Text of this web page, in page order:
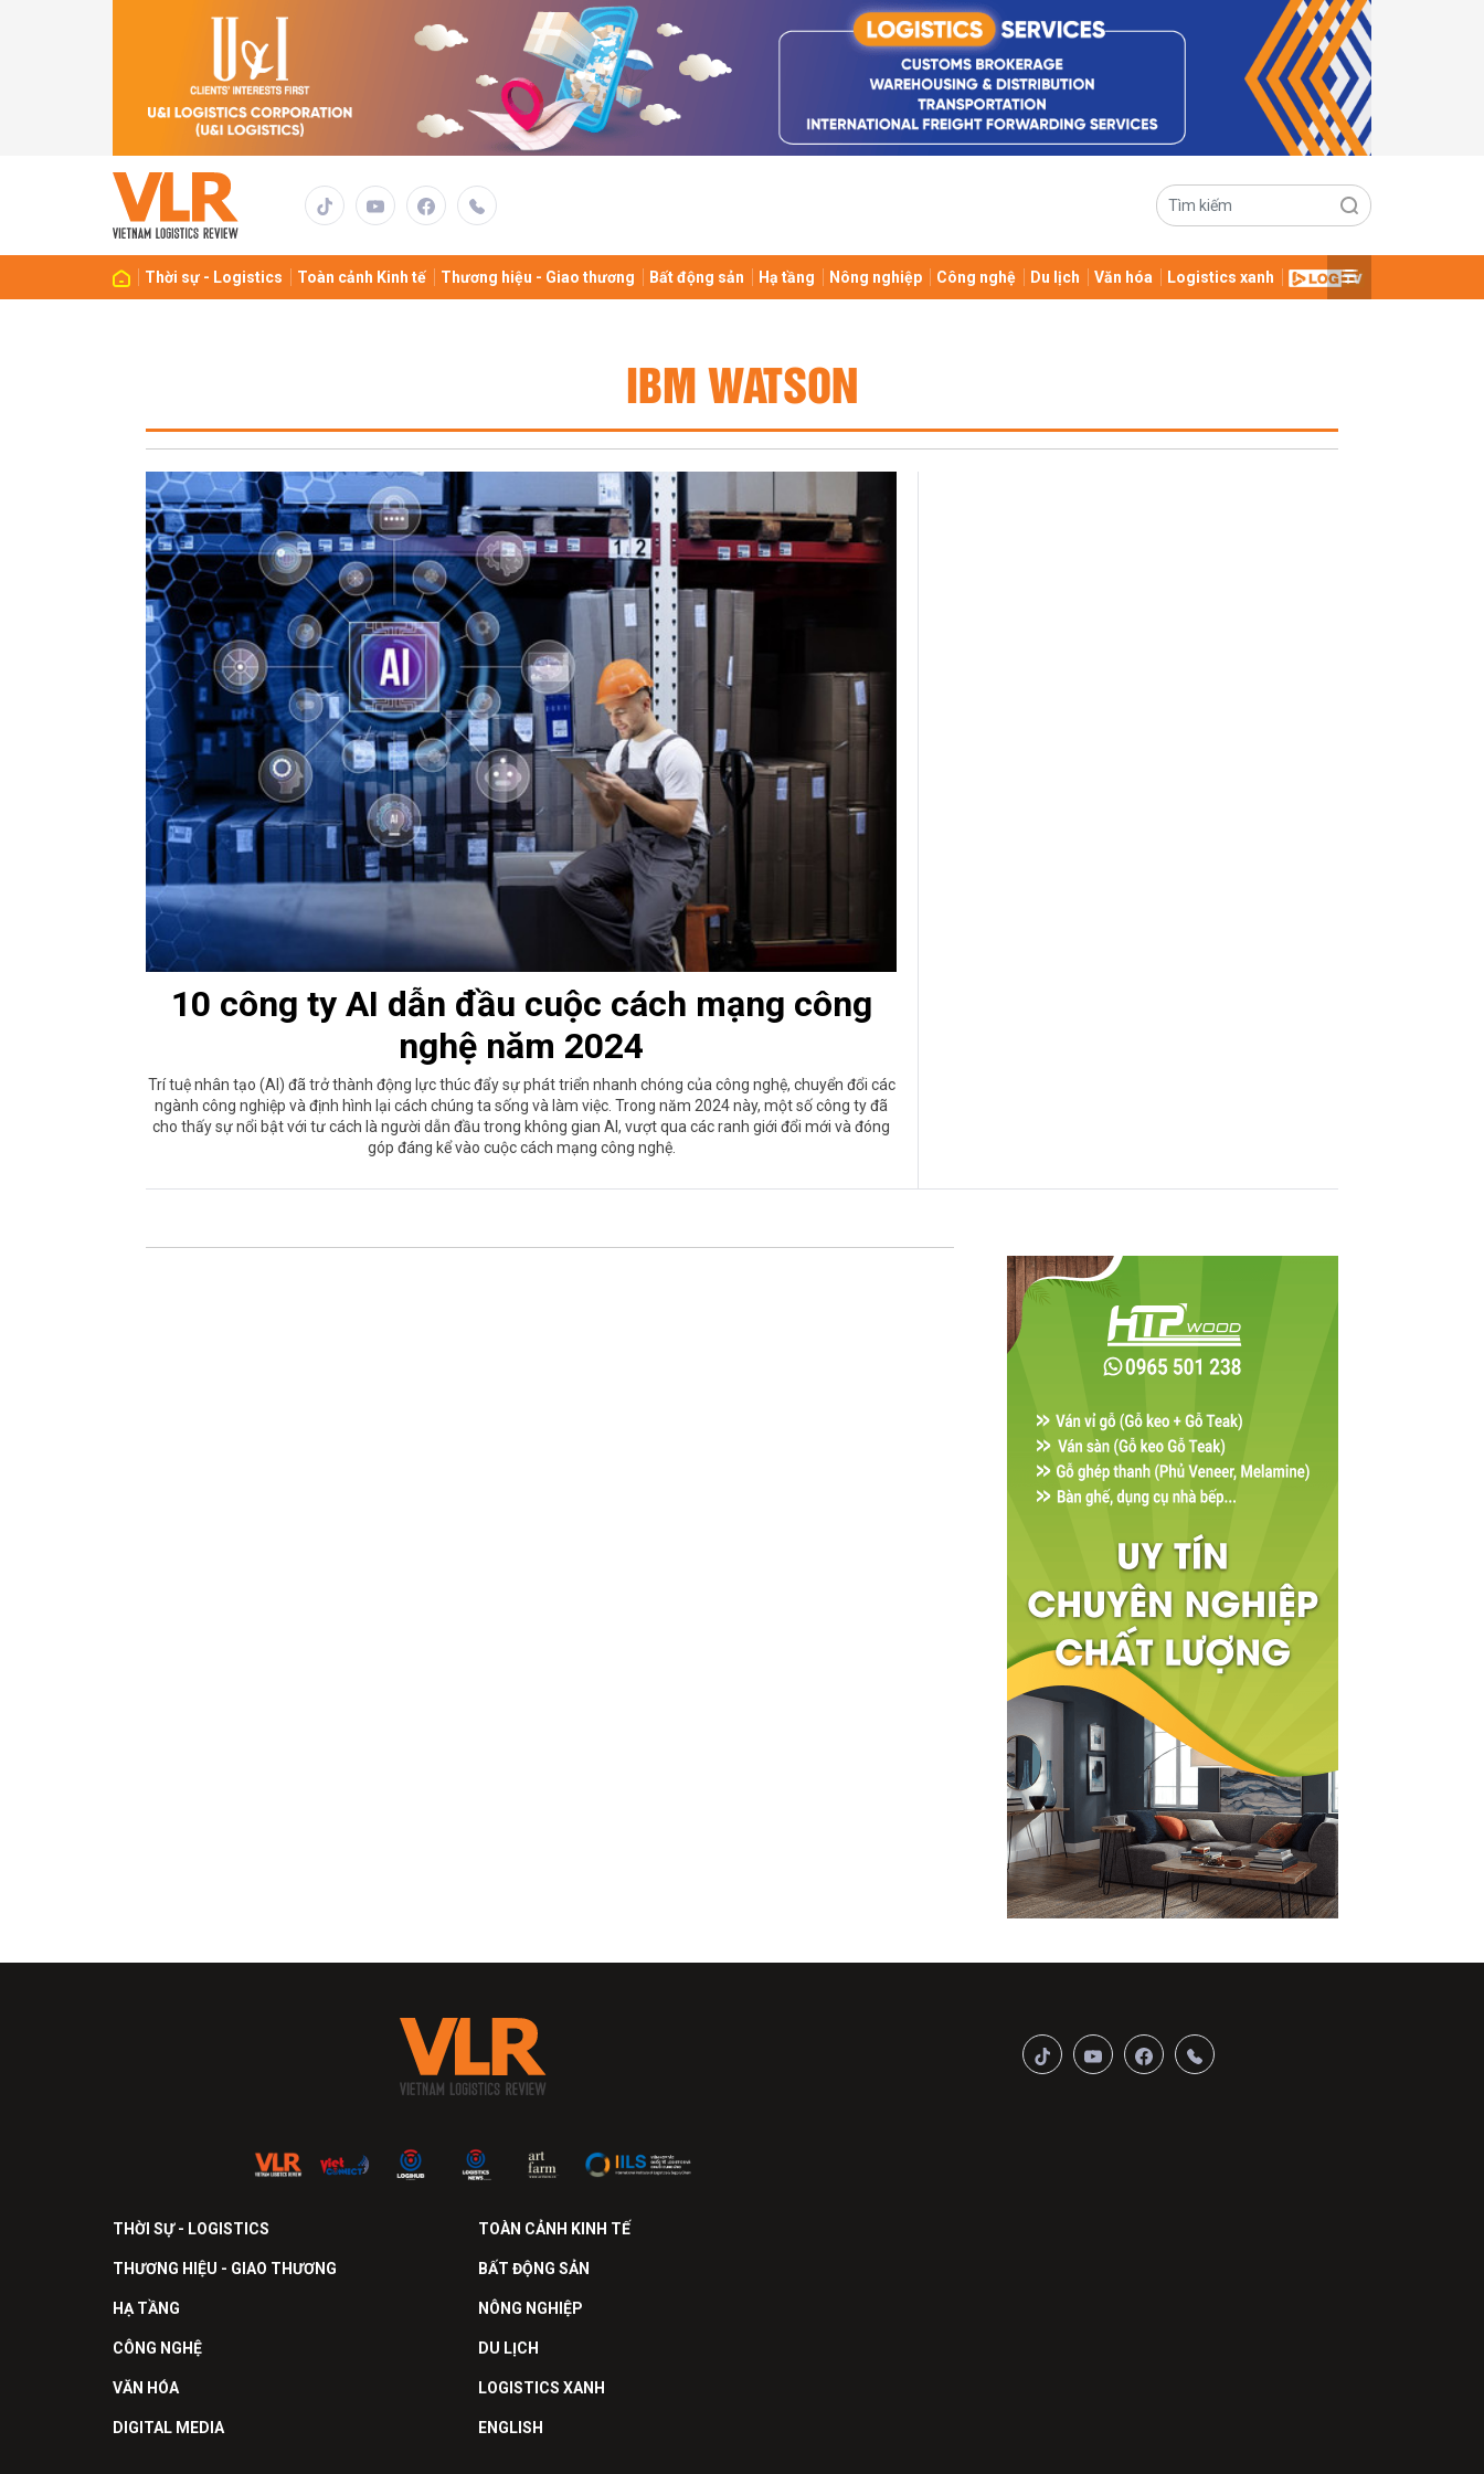
Thời sự - Logistics Toàn cảnh Kinh tế Thương hiệu - Giao thương Bất động sản Hạ tầng Nông nghiệp Công nghệ Du lịch Văn hóa Logistics xanh
IBM WATSON
10 công ty AI dẫn đầu cuộc cách mạng công
nghệ năm 2024
Trí tuệ nhân tạo (AI) đã trở thành động lực thúc đẩy sự phát triển nhanh chóng của công nghệ, chuyển đổi các
ngành công nghiệp và định hình lại cách chúng ta sống và làm việc. Trong năm 2024 này, một số công ty đã
cho thấy sự nổi bật với tư cách là người dẫn đầu trong không gian AI, vượt qua các ranh giới đổi mới và đóng
góp đáng kể vào cuộc cách mạng công nghệ.
THỜI SỰ - LOGISTICS TOÀN CẢNH KINH TẾ
THƯƠNG HIỆU - GIAO THƯƠNG BẤT ĐỘNG SẢN
HẠ TẦNG NÔNG NGHIỆP
CÔNG NGHỆ DU LỊCH
VĂN HÓA LOGISTICS XANH
DIGITAL MEDIA ENGLISH